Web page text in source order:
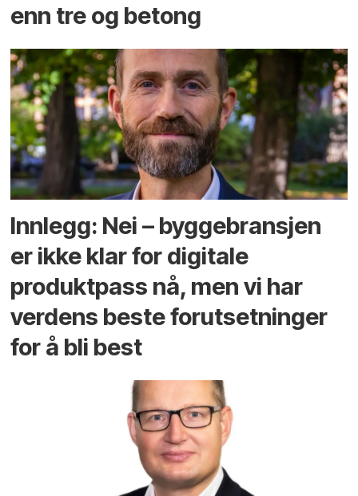
enn tre og betong
Innlegg: Nei – byggebransjen
er ikke klar for digitale
produktpass nå, men vi har
verdens beste forutsetninger
for å bli best